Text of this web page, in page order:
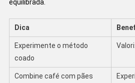
equilibrada.
Dica
Experimente o método
coado
Combine café com pães